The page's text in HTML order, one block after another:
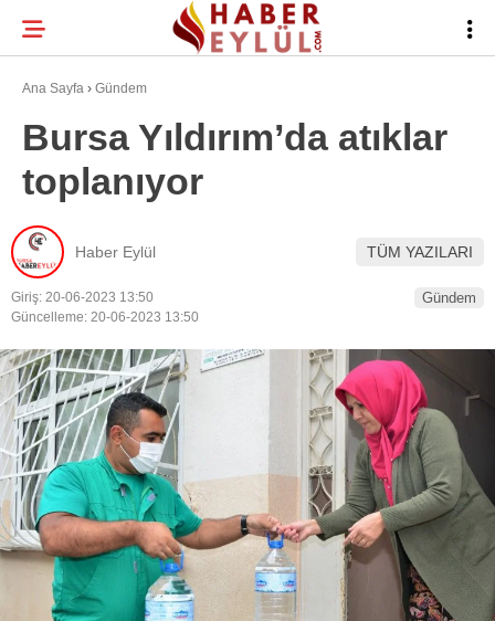
Facebook
Twitter
Instagram
Youtube
26.6
BURSA HABERLERI
BURSASPOR
GÜNDEM
EĞITIM
TEKNOLOJI
Ana Sayfa › Gündem
Bursa Yıldırım’da atıklar
toplanıyor
Haber Eylül TÜM YAZILARI
Giriş: 20-06-2023 13:50
Güncelleme: 20-06-2023 13:50
Gündem